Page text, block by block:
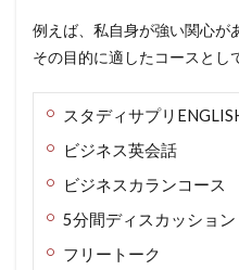
例えば、私自身が強い関心が
その目的に適したコースとし
スタディサプリ
ビジネス英会話
ビジネスカランコース
5分間ディスカッション
フリートーク